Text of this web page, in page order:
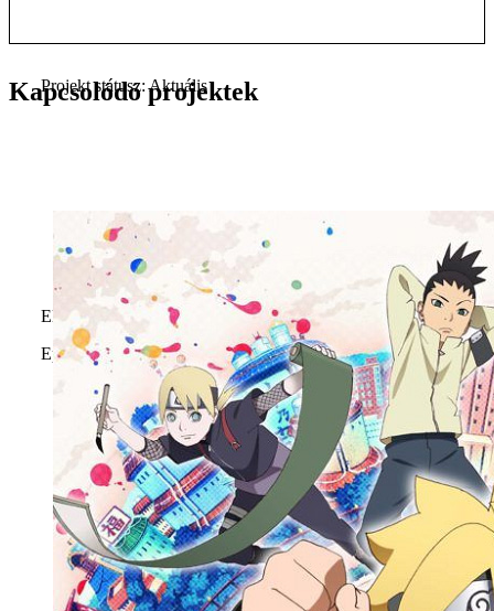
Projekt státusz: Aktuális
Előzmény: 01. A Hullámok Országa
Epizódok
Kapcsolódó projektek